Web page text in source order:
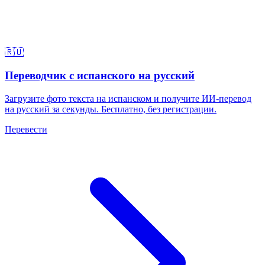
🇷🇺
Переводчик с испанского на русский
Загрузите фото текста на испанском и получите ИИ-перевод
на русский за секунды. Бесплатно, без регистрации.
Перевести